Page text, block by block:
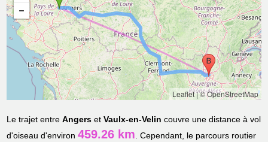
Leaflet|© OpenStreetMap
Le trajet entreAngers etVaulx-en-Velin couvre une distance à vol
d'oiseau d'environ459.26 km. Cependant, le parcours routier